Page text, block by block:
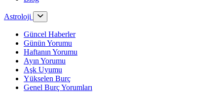
Astroloji
Güncel Haberler
Günün Yorumu
Haftanın Yorumu
Ayın Yorumu
Aşk Uyumu
Yükselen Burç
Genel Burç Yorumları